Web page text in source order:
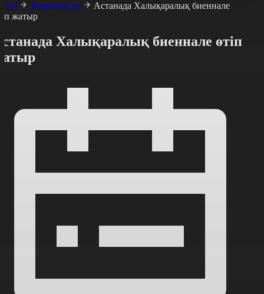
Жаңалықтар
Астанада Халықаралық биеннале
жатыр
Халықаралық биеннале өтіп